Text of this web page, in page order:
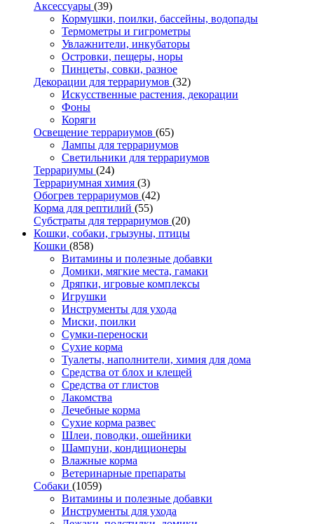
Аксессуары (39)
Кормушки, поилки, бассейны, водопады
Термометры и гигрометры
Увлажнители, инкубаторы
Островки, пещеры, норы
Пинцеты, совки, разное
Декорации для террариумов (32)
Искусственные растения, декорации
Фоны
Коряги
Освещение террариумов (65)
Лампы для террариумов
Светильники для террариумов
Террариумы (24)
Террариумная химия (3)
Обогрев террариумов (42)
Корма для рептилий (55)
Субстраты для террариумов (20)
Кошки, собаки, грызуны, птицы
Кошки (858)
Витамины и полезные добавки
Домики, мягкие места, гамаки
Дряпки, игровые комплексы
Игрушки
Инструменты для ухода
Миски, поилки
Сумки-переноски
Сухие корма
Туалеты, наполнители, химия для дома
Средства от блох и клещей
Средства от глистов
Лакомства
Лечебные корма
Сухие корма развес
Шлеи, поводки, ошейники
Шампуни, кондиционеры
Влажные корма
Ветеринарные препараты
Собаки (1059)
Витамины и полезные добавки
Инструменты для ухода